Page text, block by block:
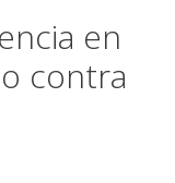
en
contra